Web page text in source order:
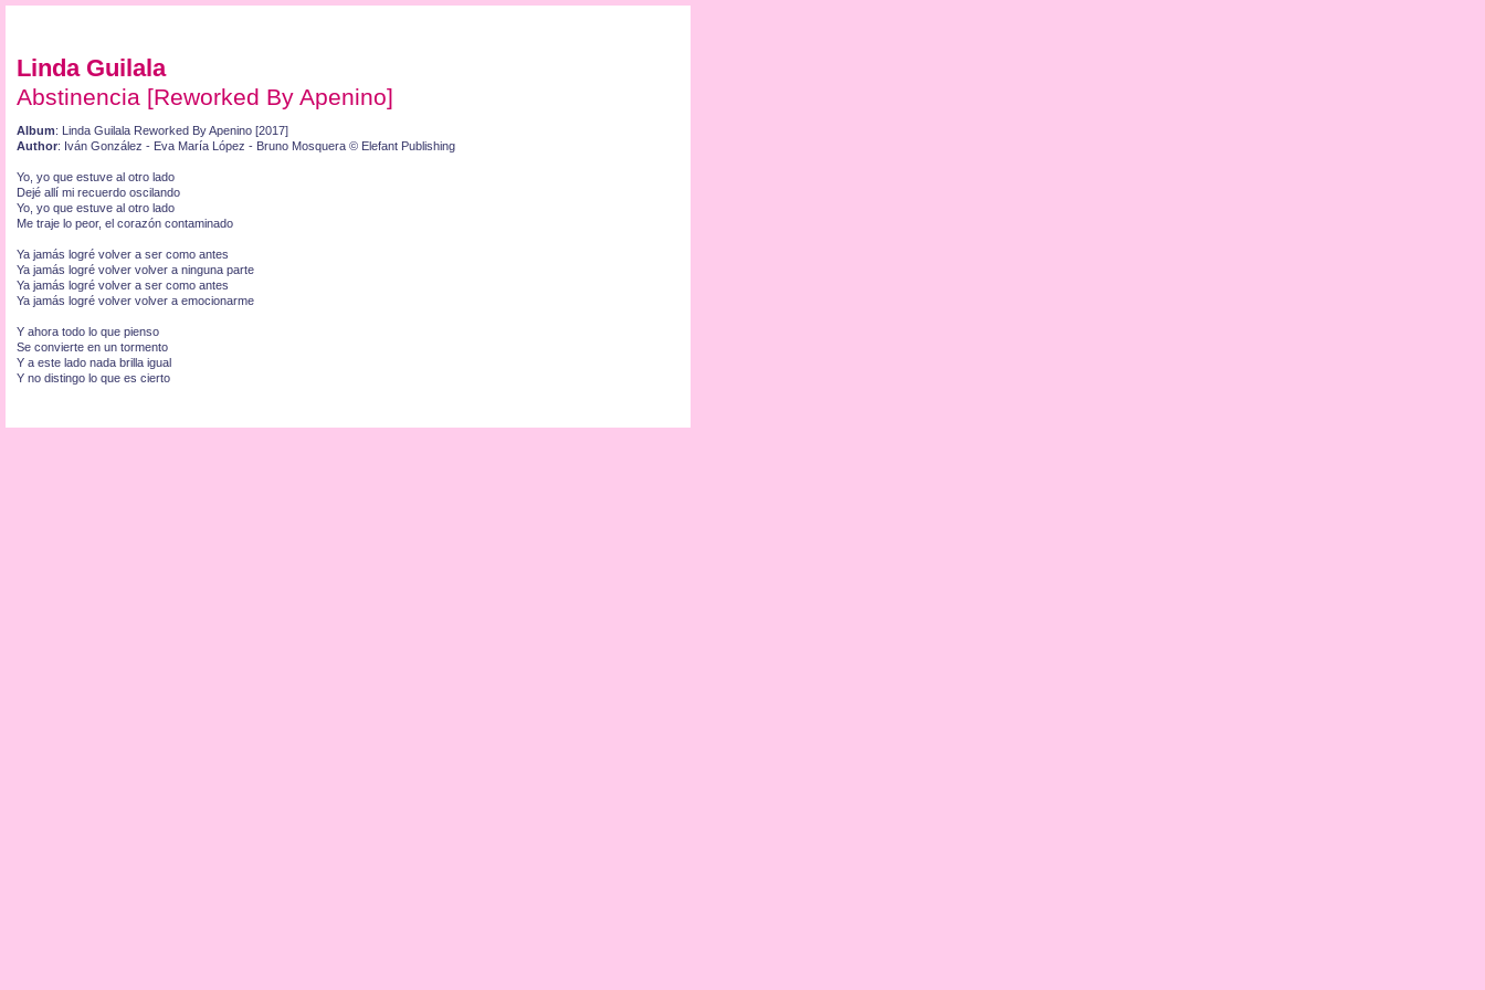
Linda Guilala
Abstinencia [Reworked By Apenino]
Album: Linda Guilala Reworked By Apenino [2017]
Author: Iván González - Eva María López - Bruno Mosquera © Elefant Publishing
Yo, yo que estuve al otro lado
Dejé allí mi recuerdo oscilando
Yo, yo que estuve al otro lado
Me traje lo peor, el corazón contaminado
Ya jamás logré volver a ser como antes
Ya jamás logré volver volver a ninguna parte
Ya jamás logré volver a ser como antes
Ya jamás logré volver volver a emocionarme
Y ahora todo lo que pienso
Se convierte en un tormento
Y a este lado nada brilla igual
Y no distingo lo que es cierto